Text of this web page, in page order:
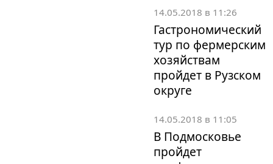
14.05.2018 в 11:26
Гастрономический
тур по фермерским
хозяйствам
пройдет в Рузском
округе
14.05.2018 в 11:05
В Подмосковье
пройдет